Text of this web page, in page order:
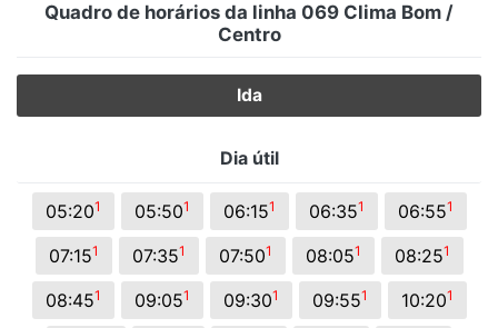
Quadro de horários da linha 069 Clima Bom /
Centro
Ida
Dia útil
05:201 05:501 06:151 06:351 06:551
07:151 07:351 07:501 08:051 08:251
08:451 09:051 09:301 09:551 10:201